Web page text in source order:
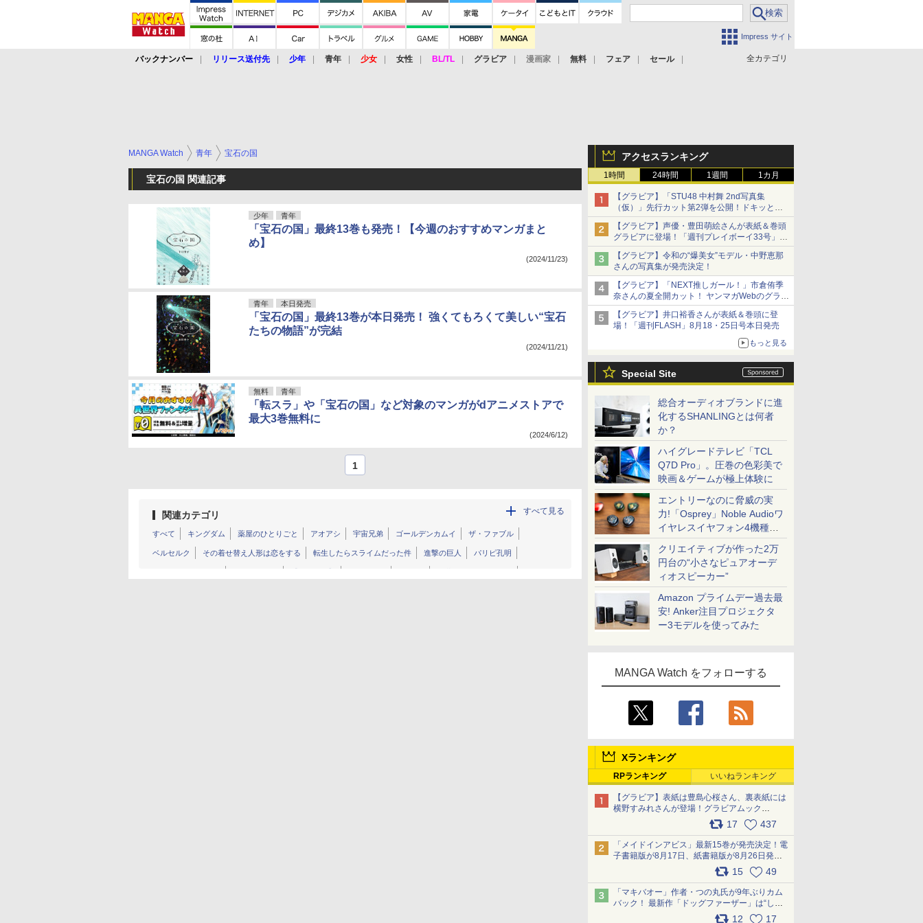
Impress サイト
全カテゴリ
バックナンバー リリース送付先 少年 青年 少女 女性 BL/TL グラビア 漫画家 無料 フェア セール
アクセスランキング
1時間 24時間 1週間 1カ月
【グラビア】「STU48 中村舞 2nd写真集
（仮）」先行カット第2弾を公開！ドキッとす
るランジェリーカットなど新たな挑戦
【グラビア】声優・豊田萌絵さんが表紙＆巻頭
グラビアに登場！「週刊プレイボーイ33号」本
日発売
【グラビア】令和の“爆美女”モデル・中野恵那
さんの写真集が発売決定！
【グラビア】「NEXT推しガール！」市倉侑季
奈さんの夏全開カット！ ヤンマガWebのグラビ
ア公開
【グラビア】井口裕香さんが表紙＆巻頭に登
場！「週刊FLASH」8月18・25日号本日発売
もっと見る
Special Site
総合オーディオブランドに進
化するSHANLINGとは何者
か？
ハイグレードテレビ「TCL
Q7D Pro」。圧巻の色彩美で
映画＆ゲームが極上体験に
エントリーなのに脅威の実
力!「Osprey」Noble Audioワ
イヤレスイヤフォン4機種を
一気に聴く
クリエイティブが作った2万
円台の“小さなピュアオーデ
ィオスピーカー”
Amazon プライムデー過去最
安! Anker注目プロジェクタ
ー3モデルを使ってみた
MANGA Watch をフォローする
Xランキング
RPランキング いいねランキング
【グラビア】表紙は豊島心桜さん、裏表紙には
横野すみれさんが登場！グラビアムック
「PARADE」2026夏号が本日発売
17 437
「メイドインアビス」最新15巻が発売決定！電
子書籍版が8月17日、紙書籍版が8月26日発
売！ 「回想器」のメッセージ＆ナナチの容態
は…… pic.x.com/SB3vTFdNbx
15 49
「マキバオー」作者・つの丸氏が9年ぶりカム
バック！ 最新作「ドッグファーザー」は“しゃ
べらない動物”とのリアルな暮らしを描く 「も
12 17
MANGA Watch 青年 宝石の国
宝石の国 関連記事
少年 青年
「宝石の国」最終13巻も発売！【今週のおすすめマンガまと
め】
(2024/11/23)
青年 本日発売
「宝石の国」最終13巻が本日発売！ 強くてもろくて美しい“宝石
たちの物語”が完結
(2024/11/21)
無料 青年
「転スラ」や「宝石の国」など対象のマンガがdアニメストアで
最大3巻無料に
(2024/6/12)
1
関連カテゴリ すべて見る
すべて キングダム 薬屋のひとりごと アオアシ 宇宙兄弟 ゴールデンカムイ ザ・ファブル
ベルセルク その着せ替え人形は恋をする 転生したらスライムだった件 進撃の巨人 パリピ孔明